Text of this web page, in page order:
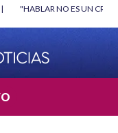
NO ES UN CRIMEN": CARTA